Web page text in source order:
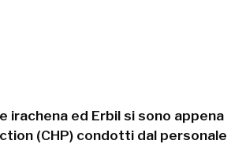
irachena ed Erbil si sono appena
(CHP) condotti dal personale